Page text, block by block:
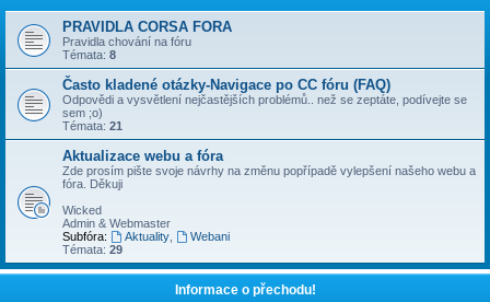
PRAVIDLA CORSA FORA
Pravidla chování na fóru
Témata: 8
Často kladené otázky-Navigace po CC fóru (FAQ)
Odpovědi a vysvětlení nejčastějších problémů.. než se zeptáte, podívejte se
sem ;o)
Témata: 21
Aktualizace webu a fóra
Zde prosím pište svoje návrhy na změnu popřípadě vylepšení našeho webu a
fóra. Děkuji
Wicked
Admin & Webmaster
Subfóra:
Aktuality,
Webani
Témata: 29
Informace o přechodu!